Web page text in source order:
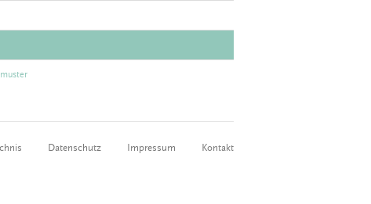
Datenschutz Impressum Kontakt